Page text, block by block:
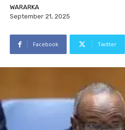
WARARKA
September 21, 2025
Facebook Twitter